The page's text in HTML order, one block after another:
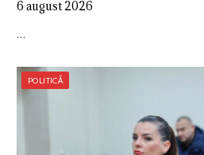
6 august 2026
…
POLITICĂ